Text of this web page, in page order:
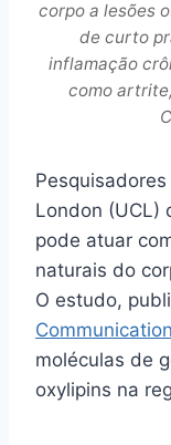
corpo a lesões
de curto
inflamação
como
London (UCL)
pode atuar
naturais do
O estudo,
moléculas de
oxylipins na